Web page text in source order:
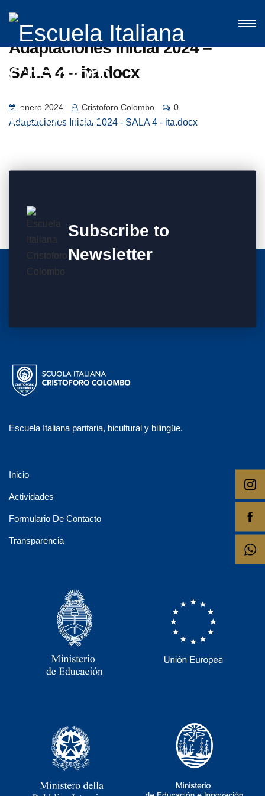
Adaptaciones Inicial 2024 –
SALA 4 – ita.docx
enero 2024 Cristoforo Colombo 0
Adaptaciones Inicial 2024 - SALA 4 - ita.docx
Subscribe to
Newsletter
Escuela Italiana paritaria, bicultural y bilingüe.
Inicio
Actividades
Formulario De Contacto
Transparencia